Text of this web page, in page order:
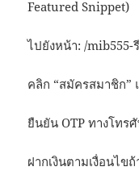
Featured Snippet)
ไปยังหน้า: /mib555-
คลิก “สมัครสมาชิก”
ยืนยัน OTP ทางโทร
ฝากเงินตามเงื่อนไข